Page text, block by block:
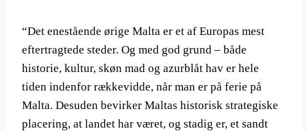
“Det enestående ørige Malta er et af Europas mest
eftertragtede steder. Og med god grund – både
historie, kultur, skøn mad og azurblåt hav er hele
tiden indenfor rækkevidde, når man er på ferie på
Malta. Desuden bevirker Maltas historisk strategiske
placering, at landet har været, og stadig er, et sandt